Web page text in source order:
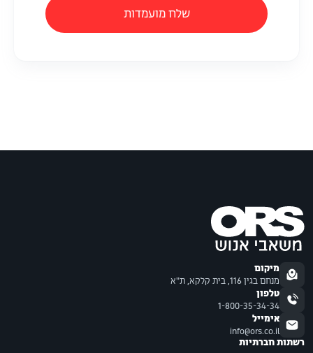
שלח מועמדות
מיקום
מנחם בגין 116, בית קלקא, ת"א
טלפון
1-800-35-34-34
אימייל
info@ors.co.il
רשתות חברתיות